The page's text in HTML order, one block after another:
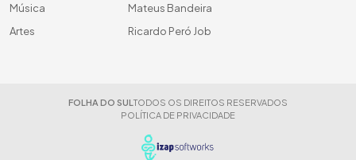
Música
Artes
Mateus Bandeira
Ricardo Peró Job
FOLHA DO SUL TODOS OS DIREITOS RESERVADOS
POLÍTICA DE PRIVACIDADE